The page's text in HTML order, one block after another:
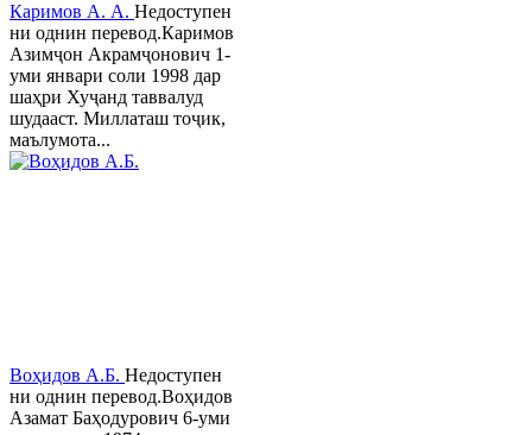
Каримов А. А. Недоступен
ни однин перевод.Каримов
Азимҷон Акрамҷонович 1-
уми январи соли 1998 дар
шаҳри Хуҷанд таввалуд
шудааст. Миллаташ тоҷик,
маълумота...
Воҳидов А.Б. Недоступен
ни однин перевод.Воҳидов
Азамат Баҳодурович 6-уми